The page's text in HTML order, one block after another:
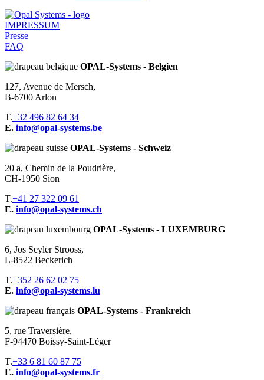
IMPRESSUM
Presse
FAQ
OPAL-Systems - Belgien
127, Avenue de Mersch,
B-6700 Arlon
T.+32 496 82 64 34
E. info@opal-systems.be
OPAL-Systems - Schweiz
20 a, Chemin de la Poudrière,
CH-1950 Sion
T.+41 27 322 09 61
E. info@opal-systems.ch
OPAL-Systems - LUXEMBURG
6, Jos Seyler Strooss,
L-8522 Beckerich
T.+352 26 62 02 75
E. info@opal-systems.lu
OPAL-Systems - Frankreich
5, rue Traversière,
F-94470 Boissy-Saint-Léger
T.+33 6 81 60 87 75
E. info@opal-systems.fr